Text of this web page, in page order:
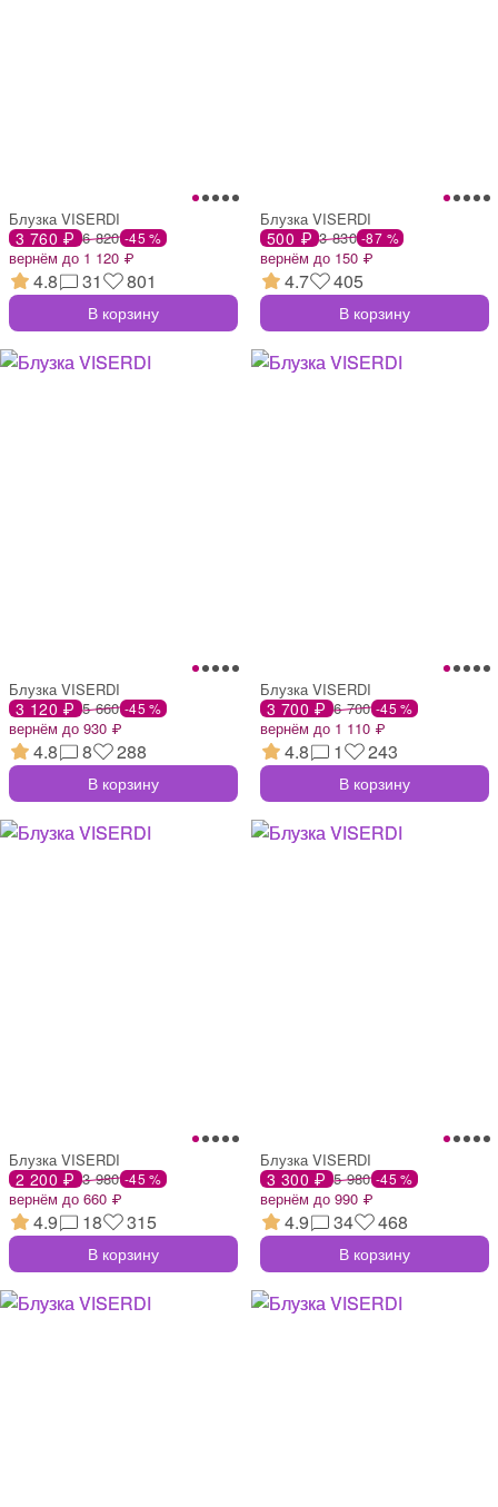
Блузка VISERDI
3 760 ₽ 6 820 -45 %
вернём до 1 120 ₽
4.8 31 801
В корзину
Блузка VISERDI
500 ₽ 3 830 -87 %
вернём до 150 ₽
4.7 405
В корзину
Блузка VISERDI
3 120 ₽ 5 660 -45 %
вернём до 930 ₽
4.8 8 288
В корзину
Блузка VISERDI
3 700 ₽ 6 700 -45 %
вернём до 1 110 ₽
4.8 1 243
В корзину
Блузка VISERDI
2 200 ₽ 3 980 -45 %
вернём до 660 ₽
4.9 18 315
В корзину
Блузка VISERDI
3 300 ₽ 5 980 -45 %
вернём до 990 ₽
4.9 34 468
В корзину